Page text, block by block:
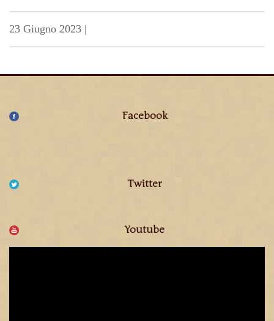
23 Giugno 2023 |
Facebook
Twitter
Youtube